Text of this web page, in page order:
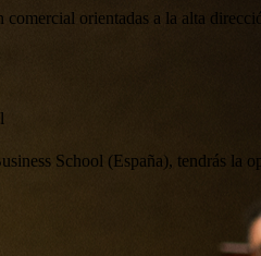
comercial orientadas a la alta
School (España), tendrás